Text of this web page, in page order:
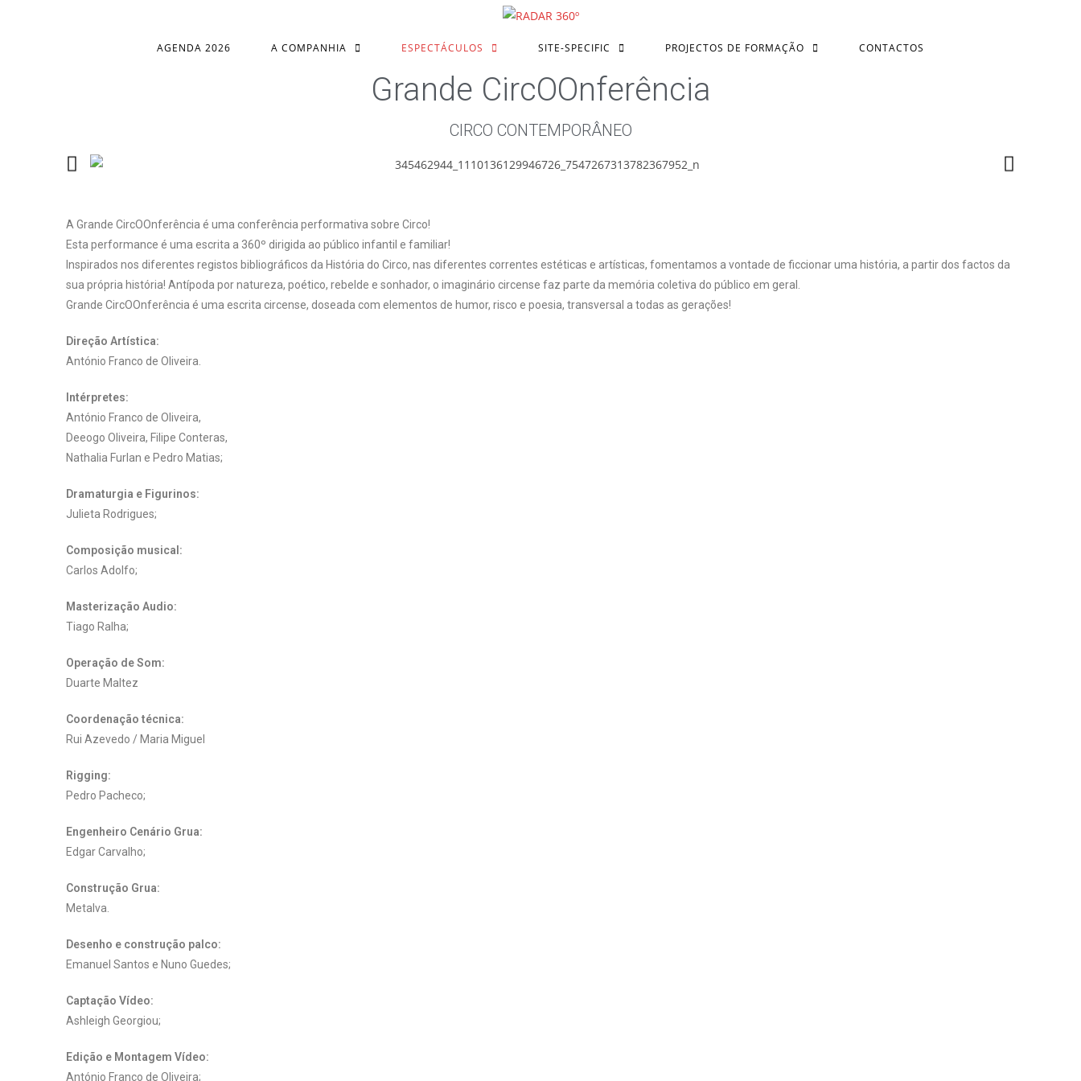
AGENDA 2026 A COMPANHIA ESPECTÁCULOS SITE-SPECIFIC PROJECTOS DE FORMAÇÃO CONTACTOS
Grande CircOOnferência
CIRCO CONTEMPORÂNEO
A Grande CircOOnferência é uma conferência performativa sobre Circo!
Esta performance é uma escrita a 360º dirigida ao público infantil e familiar!
Inspirados nos diferentes registos bibliográficos da História do Circo, nas diferentes correntes estéticas e artísticas, fomentamos a vontade de ficcionar uma história, a partir dos factos da
sua própria história! Antípoda por natureza, poético, rebelde e sonhador, o imaginário circense faz parte da memória coletiva do público em geral.
Grande CircOOnferência é uma escrita circense, doseada com elementos de humor, risco e poesia, transversal a todas as gerações!
Direção Artística:
António Franco de Oliveira.
Intérpretes:
António Franco de Oliveira,
Deeogo Oliveira, Filipe Conteras,
Nathalia Furlan e Pedro Matias;
Dramaturgia e Figurinos:
Julieta Rodrigues;
Composição musical:
Carlos Adolfo;
Masterização Audio:
Tiago Ralha;
Operação de Som:
Duarte Maltez
Coordenação técnica:
Rui Azevedo / Maria Miguel
Rigging:
Pedro Pacheco;
Engenheiro Cenário Grua:
Edgar Carvalho;
Construção Grua:
Metalva.
Desenho e construção palco:
Emanuel Santos e Nuno Guedes;
Captação Vídeo:
Ashleigh Georgiou;
Edição e Montagem Vídeo:
António Franco de Oliveira;